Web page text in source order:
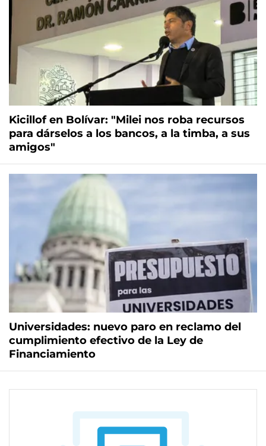
Kicillof en Bolívar: "Milei nos roba recursos
para dárselos a los bancos, a la timba, a sus
amigos"
Universidades: nuevo paro en reclamo del
cumplimiento efectivo de la Ley de
Financiamiento